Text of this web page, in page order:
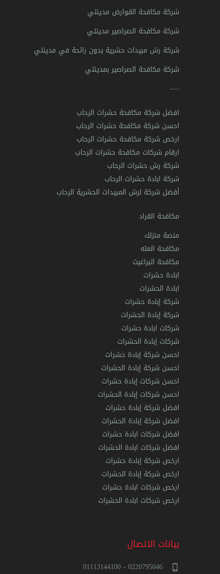
شركة مكافحة القوارض مدينتي
شركة مكافحة الصراصير مدينتي
شركة رش مبيدات حشرية بدون رائحة في مدينتي
شركة مكافحة الصراصير بمدينتي
—-
افضل شركة مكافحة حشرات الرحاب
احسن شركة مكافحة حشرات الرحاب
ارخص شركة مكافحة حشرات الرحاب
ارقام شركات مكافحة حشرات الرحاب
شركة رش حشرات الرحاب
شركة ابادة حشرات الرحاب
أفضل شركة لرش المبيدات الحشرية الرحاب
مكافحة القراد
منصة منزلك
مكافحة العته
مكافحة البراغيث
ابادة حشرات
ابادة الحشرات
شركة إبادة حشرات
شركة إبادة الحشرات
شركات ابادة حشرات
شركات إبادة الحشرات
احسن شركة إبادة حشرات
احسن شركة إبادة الحشرات
احسن شركات إبادة حشرات
احسن شركات إبادة الحشرات
افضل شركة إبادة حشرات
افضل شركة إبادة الحشرات
افضل شركات ابادة حشرات
افضل شركات ابادة الحشرات
ارخص شركة إبادة حشرات
ارخص شركة إبادة الحشرات
ارخص شركات ابادة حشرات
ارخص شركات ابادة الحشرات
بيانات الاتصال
0220795046 - 01113144100